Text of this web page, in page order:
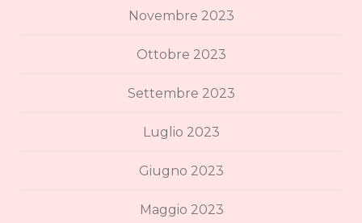
Novembre 2023
Ottobre 2023
Settembre 2023
Luglio 2023
Giugno 2023
Maggio 2023